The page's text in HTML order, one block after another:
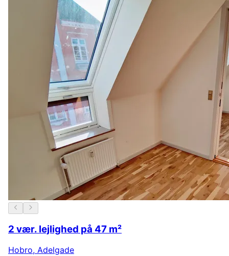
2 vær. lejlighed på 47 m²
Hobro, Adelgade